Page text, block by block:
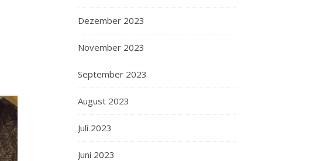
Dezember 2023
November 2023
September 2023
August 2023
Juli 2023
Juni 2023